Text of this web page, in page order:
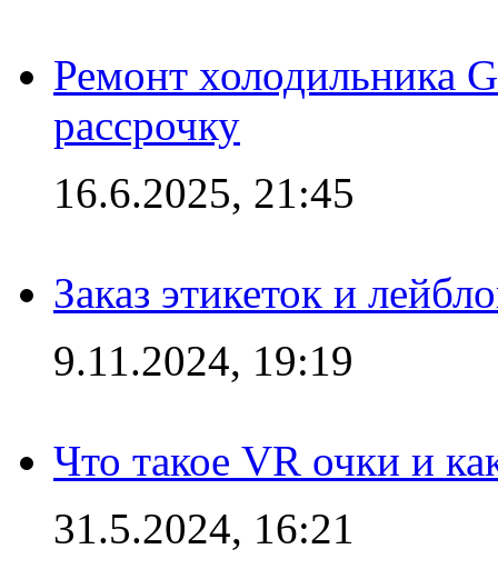
Ремонт холодильника
рассрочку
16.6.2025, 21:45
Заказ этикеток и
9.11.2024, 19:19
Что такое VR очки и
31.5.2024, 16:21